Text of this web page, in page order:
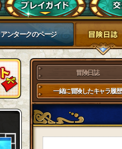
アンタークのページ
冒険日誌
一緒に冒険したキャラ履歴